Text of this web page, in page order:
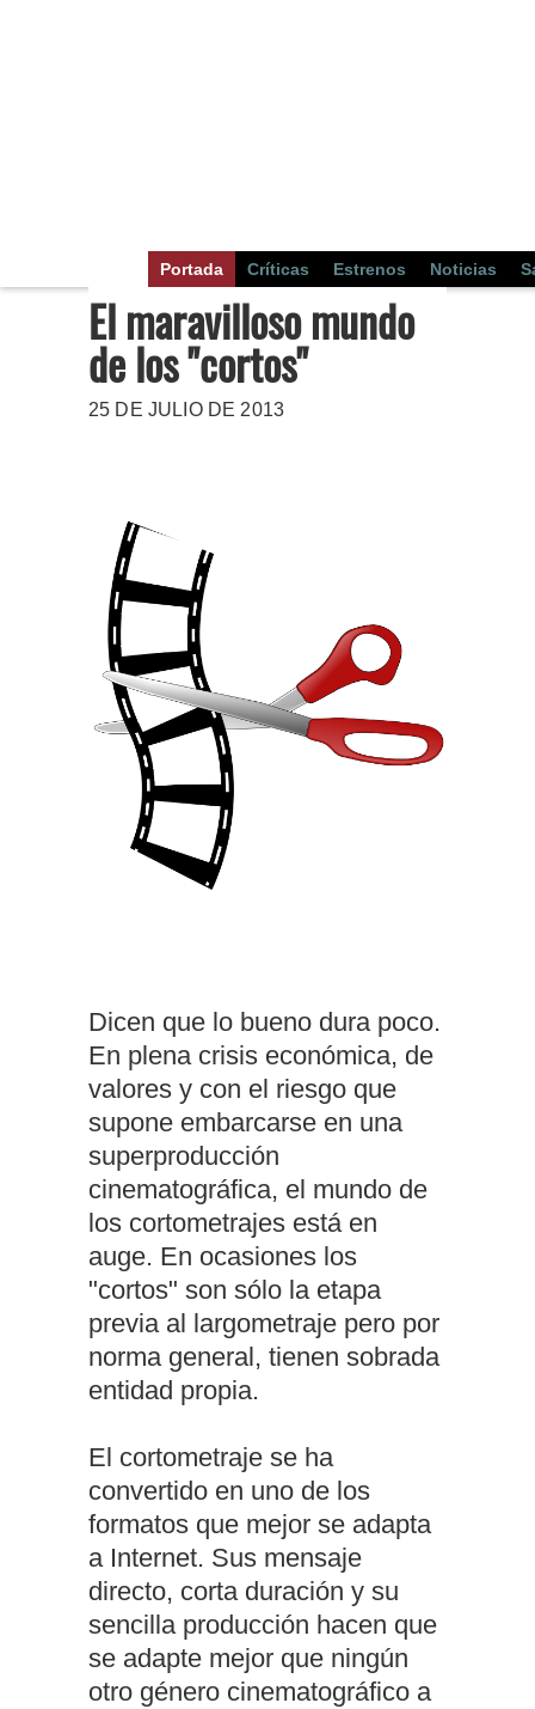
Portada Críticas Estrenos Noticias
El maravilloso mundo
de los "cortos"
25 DE JULIO DE 2013
Dicen que lo bueno dura poco.
En plena crisis económica, de
valores y con el riesgo que
supone embarcarse en una
superproducción
cinematográfica, el mundo de
los cortometrajes está en
auge. En ocasiones los
"cortos" son sólo la etapa
previa al largometraje pero por
norma general, tienen sobrada
entidad propia.
El cortometraje se ha
convertido en uno de los
formatos que mejor se adapta
a Internet. Sus mensaje
directo, corta duración y su
sencilla producción hacen que
se adapte mejor que ningún
otro género cinematográfico a